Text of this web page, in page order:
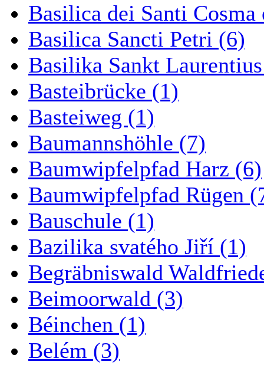
Basilica dei Santi
Basilica Sancti Petri (6)
Basilika Sankt
Basteibrücke (1)
Basteiweg (1)
Baumannshöhle (7)
Baumwipfelpfad Harz (6)
Baumwipfelpfad Rügen
Bauschule (1)
Bazilika svatého Jiří (1)
Begräbniswald
Beimoorwald (3)
Béinchen (1)
Belém (3)